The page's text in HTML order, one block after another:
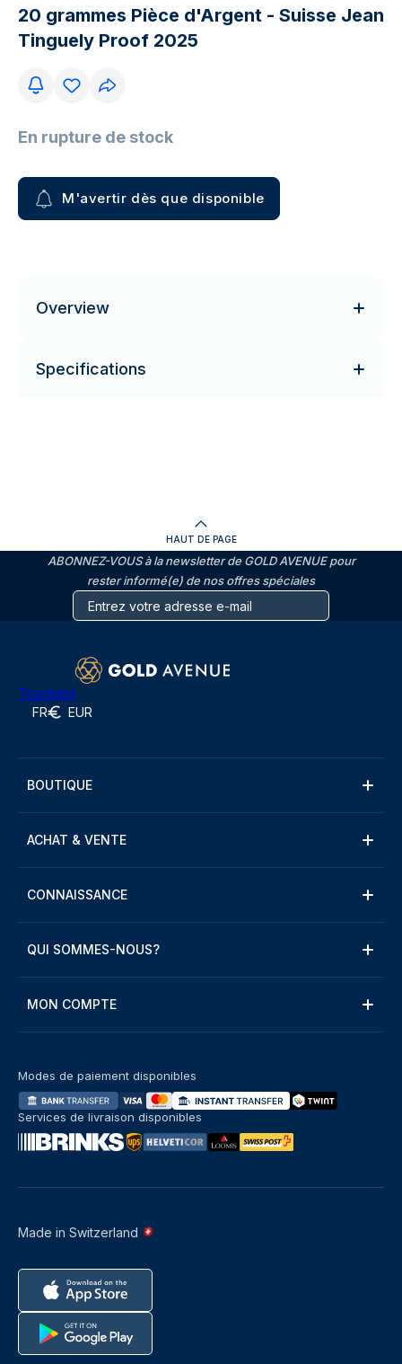
20 grammes Pièce d'Argent - Suisse Jean
Tinguely Proof 2025
En rupture de stock
M'avertir dès que disponible
Overview
Specifications
HAUT DE PAGE
ABONNEZ-VOUS à la newsletter de GOLD AVENUE pour
rester informé(e) de nos offres spéciales
Trustpilot
FR EUR
BOUTIQUE
ACHAT & VENTE
CONNAISSANCE
QUI SOMMES-NOUS?
MON COMPTE
Made in Switzerland
Modes de paiement disponibles
Services de livraison disponibles